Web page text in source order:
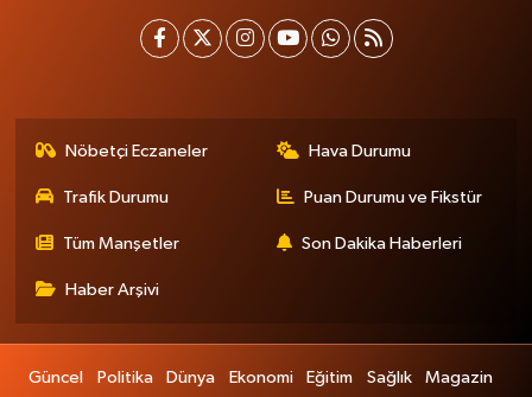
Nöbetçi Eczaneler Hava Durumu
Trafik Durumu Puan Durumu ve Fikstür
Tüm Manşetler Son Dakika Haberleri
Haber Arşivi
Güncel Politika Dünya Ekonomi Eğitim Sağlık
Magazin